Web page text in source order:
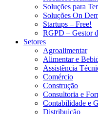
Soluções para
Soluções On
Startups – Free!
RGPD – Gestor
Setores
Agroalimentar
Alimentar e
Assistência
Comércio
Construção
Consultoria e
Contabilidade e
Distribuição